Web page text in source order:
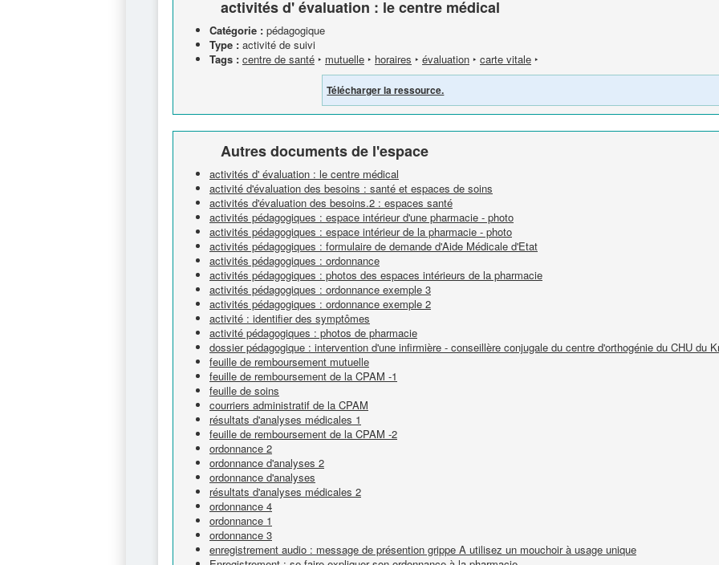
activités d' évaluation : le centre médical
Catégorie : pédagogique
Type : activité de suivi
Tags : centre de santé ‣ mutuelle ‣ horaires ‣ évaluation ‣ carte vitale ‣
Télécharger la ressource.
Autres documents de l'espace
activités d' évaluation : le centre médical
activité d'évaluation des besoins : santé et espaces de soins
activités d'évaluation des besoins.2 : espaces santé
activités pédagogiques : espace intérieur d'une pharmacie - photo
activités pédagogiques : espace intérieur de la pharmacie - photo
activités pédagogiques : formulaire de demande d'Aide Médicale d'Etat
activités pédagogiques : ordonnance
activités pédagogiques : photos des espaces intérieurs de la pharmacie
activités pédagogiques : ordonnance exemple 3
activités pédagogiques : ordonnance exemple 2
activité : identifier des symptômes
activité pédagogiques : photos de pharmacie
dossier pédagogique : intervention d'une infirmière - conseillère conjugale du centre d'orthogénie du CHU du
feuille de remboursement mutuelle
feuille de remboursement de la CPAM -1
feuille de soins
courriers administratif de la CPAM
résultats d'analyses médicales 1
feuille de remboursement de la CPAM -2
ordonnance 2
ordonnance d'analyses 2
ordonnance d'analyses
résultats d'analyses médicales 2
ordonnance 4
ordonnance 1
ordonnance 3
enregistrement audio : message de présention grippe A utilisez un mouchoir à usage unique